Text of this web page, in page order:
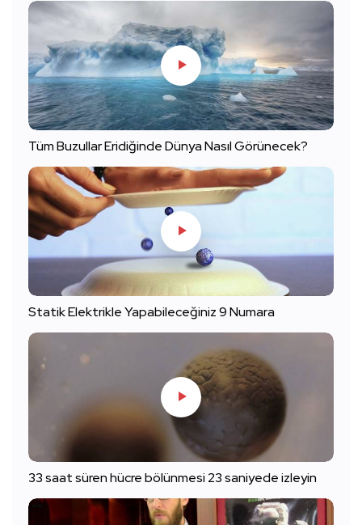
Tüm Buzullar Eridiğinde Dünya Nasıl Görünecek?
Statik Elektrikle Yapabileceğiniz 9 Numara
33 saat süren hücre bölünmesi 23 saniyede izleyin